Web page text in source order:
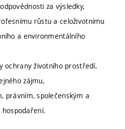
za výsledky,
růstu a celoživotnímu
a environmentálního
ochrany životního prostředí,
zájmu,
právním, společenským a